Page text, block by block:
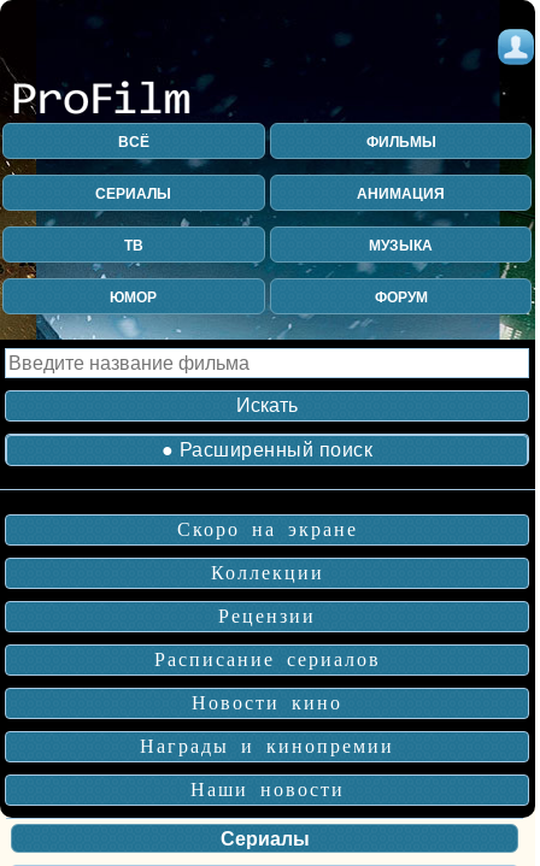
ВСЁ ФИЛЬМЫ
СЕРИАЛЫ АНИМАЦИЯ
ТВ МУЗЫКА
ЮМОР ФОРУМ
● Расширенный поиск
Скоро на экране
Коллекции
Рецензии
Расписание сериалов
Новости кино
Награды и кинопремии
Наши новости
Сериалы